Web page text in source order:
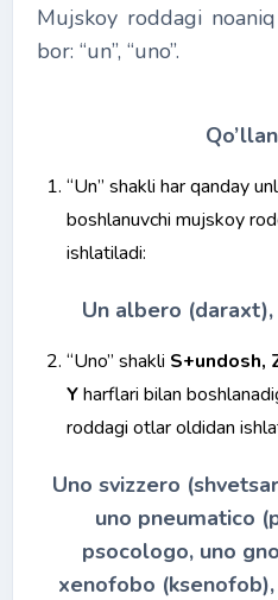
Mujskoy roddagi
bor: “un”, “uno”.
“Un” shakli har qanday
boshlanuvchi mujskoy
ishlatiladi:
Un albero
“Uno” shakli S+undosh,
Yharflari bilan
roddagi otlar oldidan
Uno svizzero
uno pneumatico
psocologo, uno
xenofobo